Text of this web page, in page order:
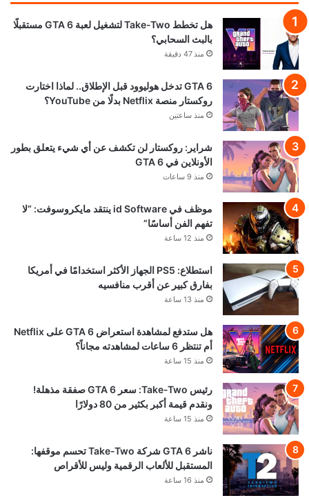
هل تخطط Take-Two لتشغيل لعبة GTA 6 مستقبلًا
بالبث السحابي؟
منذ 47 دقيقة
GTA 6 تدخل هوليوود قبل الإطلاق.. لماذا اختارت
روكستار منصة Netflix بدلًا من YouTube؟
منذ ساعتين
شراير: روكستار لن تكشف عن أي شيء يتعلق بطور
الأونلاين في GTA 6
منذ 9 ساعات
موظف في id Software ينتقد مايكروسوفت: “لا
تفهم الفن أساسًا”
منذ 12 ساعة
استطلاع: PS5 الجهاز الأكثر استخدامًا في أمريكا
بفارق كبير عن أقرب منافسيه
منذ 13 ساعة
هل ستدفع لمشاهدة استعراض GTA 6 على Netflix
أم تنتظر 6 ساعات لمشاهدته مجاناً؟
منذ 15 ساعة
رئيس Take-Two: سعر GTA 6 صفقة مذهلة!
ونقدم قيمة أكبر بكثير من 80 دولارًا
منذ 15 ساعة
ناشر GTA 6 شركة Take-Two تحسم موقفها:
المستقبل للألعاب الرقمية وليس للأقراص
منذ 16 ساعة